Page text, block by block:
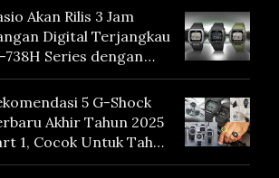
Akan Rilis 3 Jam
Digital Terjangkau
738H Series dengan
Baterai 10 Tahun
Fitur Vibration5 G-Shock
Akhir Tahun 2025
1, Cocok Untuk Tahun